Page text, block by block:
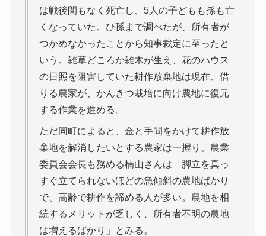
は戦後間もなく死亡し、5人の子どもも孫も亡
くなっていた。ひ孫まで調べたが、所有者が
つかめなかったことから知事裁定に至ったと
いう。雑草どころか雑木が生え、花のハウス
の日照を阻害していた耕作放棄地は現在、借
りる農家が、かんきつ栽培に向け農地に復元
する作業を進める。
ただ同町によると、金と手間をかけて耕作放
棄地を解消したいとする農家は一握り。農業
委員会会長も務める楠山さんは「脚立を真っ
すぐ立てられないほどの急傾斜の農地ばかり
で、高齢で耕作を諦める人が多い。農地を相
続するメリットが乏しく、所有者不明の農地
は増えるばかり」とみる。